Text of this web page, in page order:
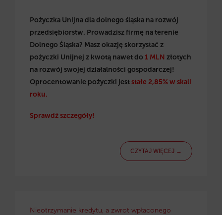
Pożyczka Unijna dla dolnego śląska na rozwój
przedsiębiorstw. Prowadzisz firmę na terenie
Dolnego Śląska? Masz okazję skorzystać z
pożyczki Unijnej z kwotą nawet do 1 MLN złotych
na rozwój swojej działalności gospodarczej!
Oprocentowanie pożyczki jeststałe 2,85% w skali
roku.
Sprawdź szczegóły!
CZYTAJ WIĘCEJ →
Nieotrzymanie kredytu, a zwrot wpłaconego